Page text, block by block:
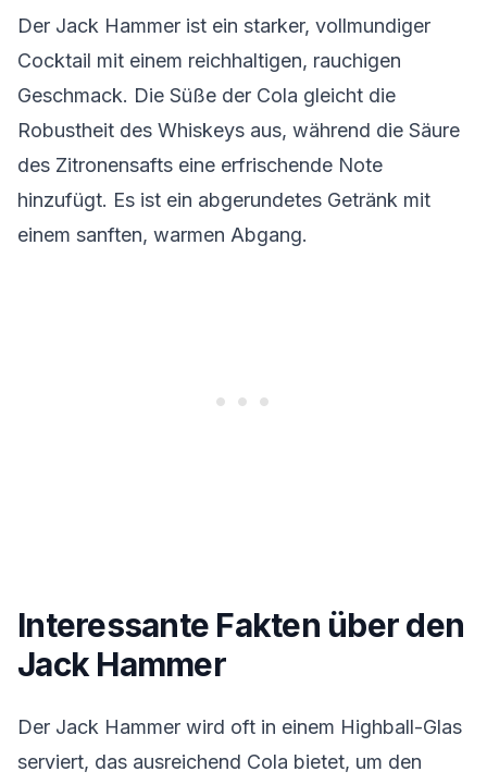
Der Jack Hammer ist ein starker, vollmundiger
Cocktail mit einem reichhaltigen, rauchigen
Geschmack. Die Süße der Cola gleicht die
Robustheit des Whiskeys aus, während die Säure
des Zitronensafts eine erfrischende Note
hinzufügt. Es ist ein abgerundetes Getränk mit
einem sanften, warmen Abgang.
Interessante Fakten über den
Jack Hammer
Der Jack Hammer wird oft in einem Highball-Glas
serviert, das ausreichend Cola bietet, um den